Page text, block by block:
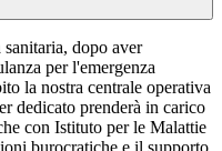
dopo aver
per l'emergenza
la nostra centrale operativa
dedicato prenderà in carico
con Istituto per le Malattie